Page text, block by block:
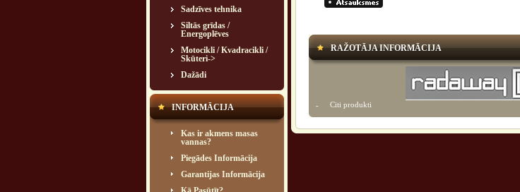
Sadzīves tehnika
Siltās grīdas /
Energoplēves
Motocikli / Kvadracikli /
Skūteri->
Dažādi
INFORMĀCIJA
Kas ir akmens masas
vannas?
Piegādes Informācija
Garantijas Informācija
RAŽOTĀJA INFORMĀCIJA
- Citi produkti